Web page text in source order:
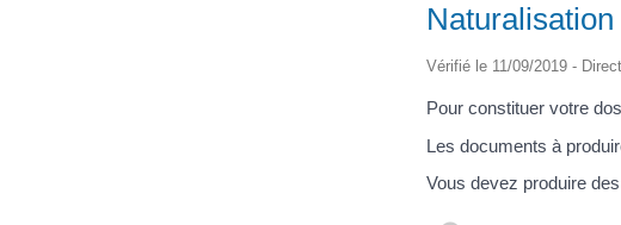
Vérifié le 11/09/2019 -
Pour constituer votre
Les documents à
Vous devez produire